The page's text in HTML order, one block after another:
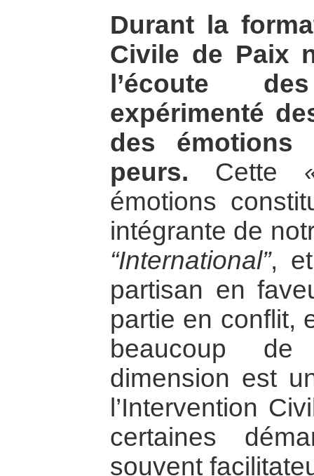
Durant la
Civile de Paix
l’écoute
expérimenté
des émotions
peurs. Cette
émotions
intégrante de
“International”,
partisan en
partie en conflit,
beaucoup de
dimension est
l’Intervention
certaines
souvent